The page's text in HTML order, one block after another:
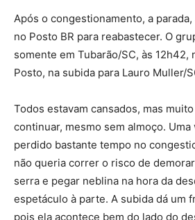
Após o congestionamento, a parada,
no Posto BR para reabastecer. O
somente em Tubarão/SC, às 12h42,
Posto, na subida para Lauro Muller/
Todos estavam cansados, mas
continuar, mesmo sem almoço. Uma
perdido bastante tempo no
não queria correr o risco de
serra e pegar neblina na hora da
espetáculo à parte. A subida dá um
pois ela acontece bem do lado do